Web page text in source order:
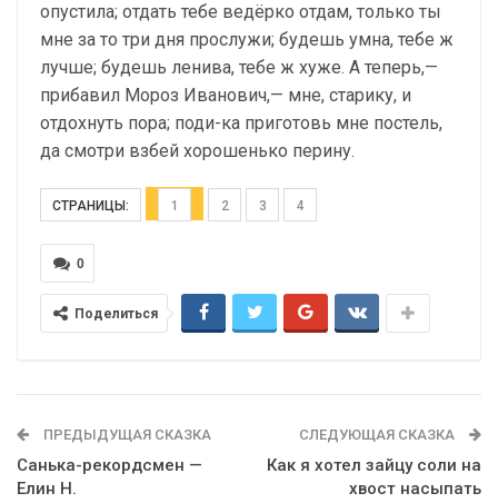
опустила; отдать тебе ведёр­ко отдам, только ты
мне за то три дня прослужи; будешь умна, тебе ж
лучше; будешь ленива, тебе ж хуже. А теперь,—
приба­вил Мороз Иванович,— мне, старику, и
отдохнуть пора; поди-ка приготовь мне постель,
да смотри взбей хорошенько перину.
СТРАНИЦЫ: 1 2 3 4
0
Поделиться
ПРЕДЫДУЩАЯ СКАЗКА
Санька-рекордсмен —
Елин Н.
СЛЕДУЮЩАЯ СКАЗКА
Как я хотел зайцу соли на
хвост насыпать